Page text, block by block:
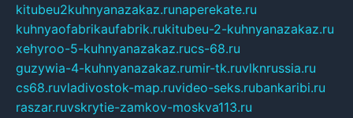
kitubeu2kuhnyanazakaz.runaperekate.ru
kuhnyaofabrikaufabrik.rukitubeu-2-kuhnyanazakaz.ru
xehyroo-5-kuhnyanazakaz.rucs-68.ru
guzywia-4-kuhnyanazakaz.rumir-tk.ruvlknrussia.ru
cs68.ruvladivostok-map.ruvideo-seks.rubankaribi.ru
raszar.ruvskrytie-zamkov-moskva113.ru